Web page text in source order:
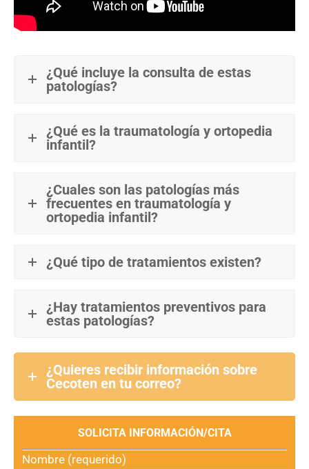
¿Qué incluye la consulta de estas
patologías?
¿Qué es la traumatología y ortopedia
infantil?
¿Cuales son las patologías más
frecuentes en traumatología y
ortopedia infantil?
¿Qué tipo de tratamientos existen?
¿Hay tratamientos preventivos para
estas patologías?
¿Quieres recibir información sobre
Cecoten en tu correo?
SOLICITA INFORMACIÓN/CITA
Nombre (requerido)